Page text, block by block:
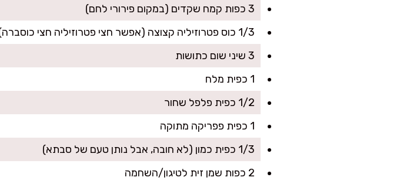
3 כפות קמח שקדים (במקום פירורי לחם)
1/3 כוס פטרוזיליה קצוצה (אפשר חצי פטרוזיליה חצי כוסברה)
3 שיני שום כתושות
1 כפית מלח
1/2 כפית פלפל שחור
1 כפית פפריקה מתוקה
1/3 כפית כמון (לא חובה, אבל נותן טעם של סבתא)
2 כפות שמן זית לטיגון/השחמה